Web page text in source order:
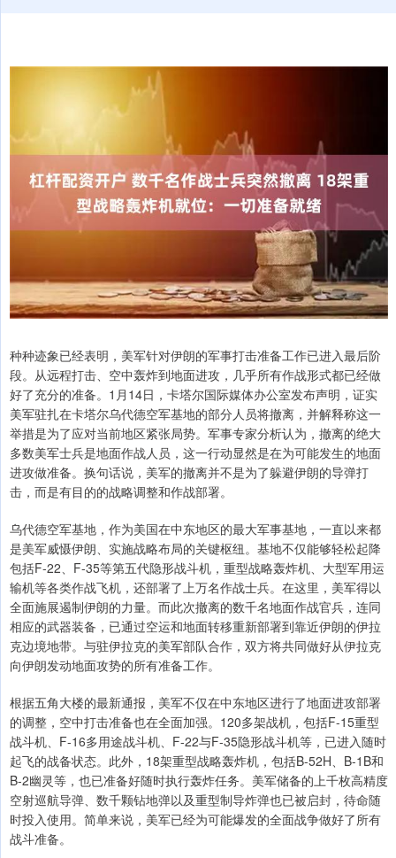
种种迹象已经表明，美军针对伊朗的军事打击准备工作已进入最后阶
段。从远程打击、空中轰炸到地面进攻，几乎所有作战形式都已经做
好了充分的准备。1月14日，卡塔尔国际媒体办公室发布声明，证实
美军驻扎在卡塔尔乌代德空军基地的部分人员将撤离，并解释称这一
举措是为了应对当前地区紧张局势。军事专家分析认为，撤离的绝大
多数美军士兵是地面作战人员，这一行动显然是在为可能发生的地面
进攻做准备。换句话说，美军的撤离并不是为了躲避伊朗的导弹打
击，而是有目的的战略调整和作战部署。
乌代德空军基地，作为美国在中东地区的最大军事基地，一直以来都
是美军威慑伊朗、实施战略布局的关键枢纽。基地不仅能够轻松起降
包括F-22、F-35等第五代隐形战斗机，重型战略轰炸机、大型军用运
输机等各类作战飞机，还部署了上万名作战士兵。在这里，美军得以
全面施展遏制伊朗的力量。而此次撤离的数千名地面作战官兵，连同
相应的武器装备，已通过空运和地面转移重新部署到靠近伊朗的伊拉
克边境地带。与驻伊拉克的美军部队合作，双方将共同做好从伊拉克
向伊朗发动地面攻势的所有准备工作。
根据五角大楼的最新通报，美军不仅在中东地区进行了地面进攻部署
的调整，空中打击准备也在全面加强。120多架战机，包括F-15重型
战斗机、F-16多用途战斗机、F-22与F-35隐形战斗机等，已进入随时
起飞的战备状态。此外，18架重型战略轰炸机，包括B-52H、B-1B和
B-2幽灵等，也已准备好随时执行轰炸任务。美军储备的上千枚高精度
空射巡航导弹、数千颗钻地弹以及重型制导炸弹也已被启封，待命随
时投入使用。简单来说，美军已经为可能爆发的全面战争做好了所有
战斗准备。